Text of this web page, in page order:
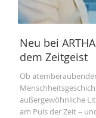
Neu bei
dem Zeitgeist
Ob
außergewöhnliche
am Puls der Zeit –